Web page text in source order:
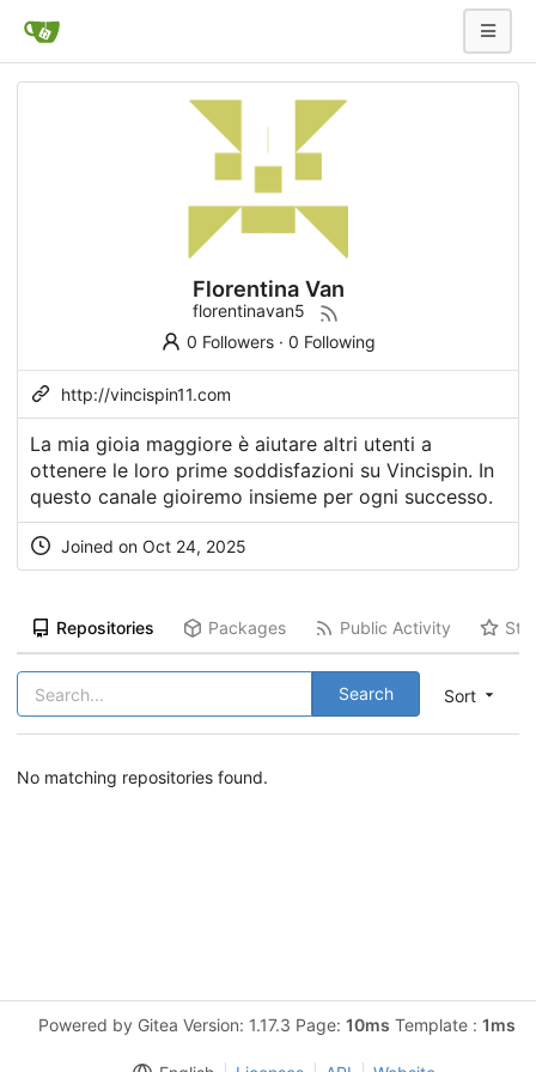
Florentina Van
florentinavan5
0 Followers· 0 Following
http://vincispin11.com
La mia gioia maggiore è aiutare altri utenti a
ottenere le loro prime soddisfazioni su Vincispin. In
questo canale gioiremo insieme per ogni successo.
Joined on Oct 24, 2025
Repositories Packages Public Activity
Sort
Search
No matching repositories found.
Powered by Gitea Version: 1.17.3 Page: 10ms Template : 1ms